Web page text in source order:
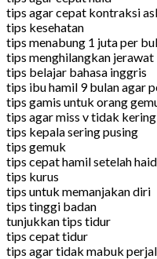
tips agar cepat kontraksi
tips kesehatan
tips menabung 1 juta per
tips menghilangkan jerawat
tips belajar bahasa inggris
tips ibu hamil 9 bulan agar
tips gamis untuk orang
tips agar miss v tidak
tips kepala sering pusing
tips gemuk
tips cepat hamil setelah
tips kurus
tips untuk memanjakan diri
tips tinggi badan
tunjukkan tips tidur
tips cepat tidur
tips agar tidak mabuk